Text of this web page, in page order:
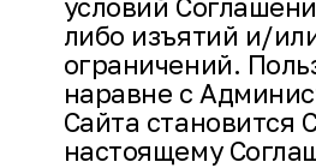
условий
либо изъятий и/
ограничений.
наравне с
Сайта становится
настоящему